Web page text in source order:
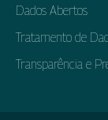
Dados Abertos
Tratamento de
Transparência e